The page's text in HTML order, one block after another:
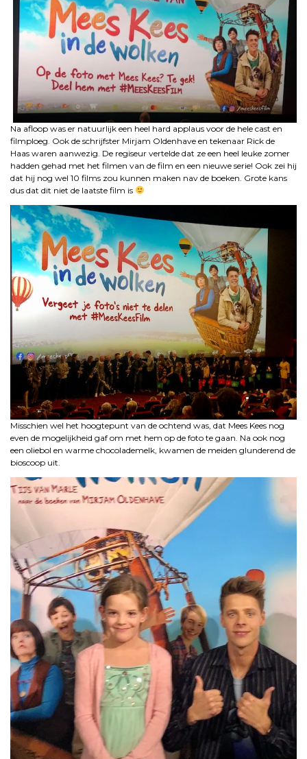
Na afloop was er natuurlijk een heel hard applaus voor de hele cast en
filmploeg. Ook de schrijfster Mirjam Oldenhave en tekenaar Rick de
Haas waren aanwezig. De regiseur vertelde dat ze een heel leuke zomer
hadden gehad met het filmen van de film en een nieuwe serie! Ook zei hij
dat hij nog wel 10 films zou kunnen maken nav de boeken. Grote kans
dus dat dit niet de laatste film is
Misschien wel het hoogtepunt van de ochtend was, dat Mees Kees nog
even de mogelijkheid gaf om met hem op de foto te gaan. Na ook nog
een oliebol en warme chocolademelk, kwamen de meiden glunderend de
bioscoop uit.